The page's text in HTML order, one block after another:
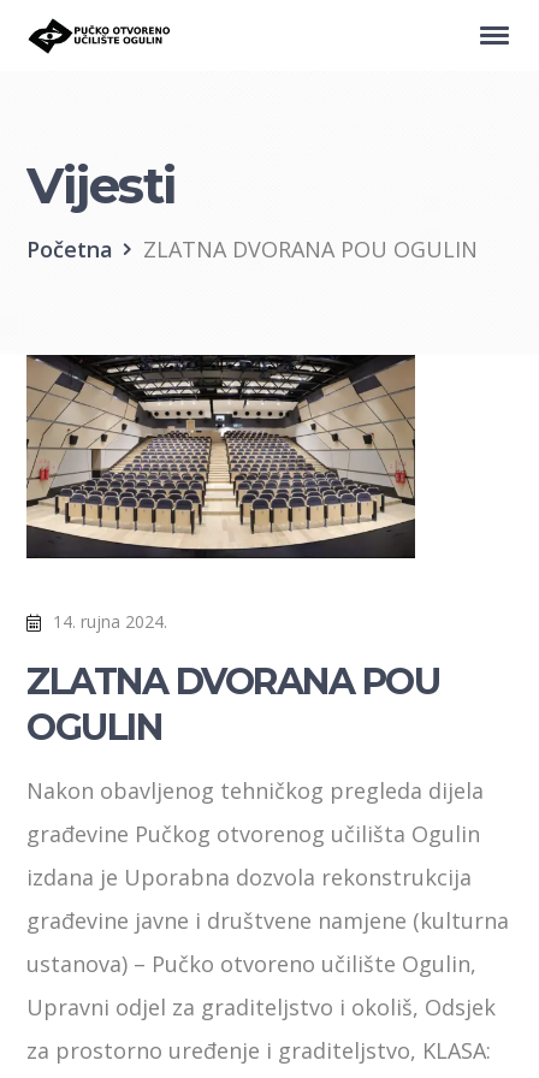
Vijesti
Početna ZLATNA DVORANA POU OGULIN
14. rujna 2024.
ZLATNA DVORANA POU
OGULIN
Nakon obavljenog tehničkog pregleda dijela
građevine Pučkog otvorenog učilišta Ogulin
izdana je Uporabna dozvola rekonstrukcija
građevine javne i društvene namjene (kulturna
ustanova) – Pučko otvoreno učilište Ogulin,
Upravni odjel za graditeljstvo i okoliš, Odsjek
za prostorno uređenje i graditeljstvo, KLASA: